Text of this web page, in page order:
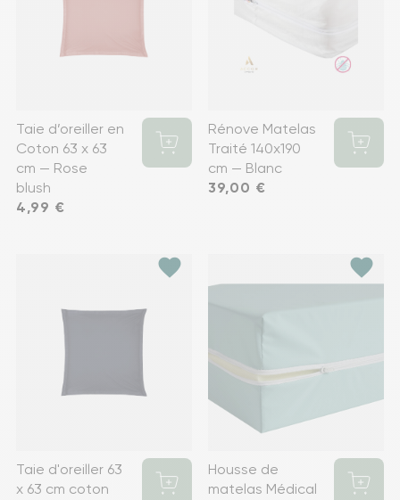
Taie d’oreiller en
Coton 63 x 63
cm — Rose
blush
Prix
4,99 €
Rénove Matelas
Traité 140x190
cm — Blanc
Prix
39,00 €
favorite
Taie d'oreiller 63
x 63 cm coton
favorite
Housse de
matelas Médical